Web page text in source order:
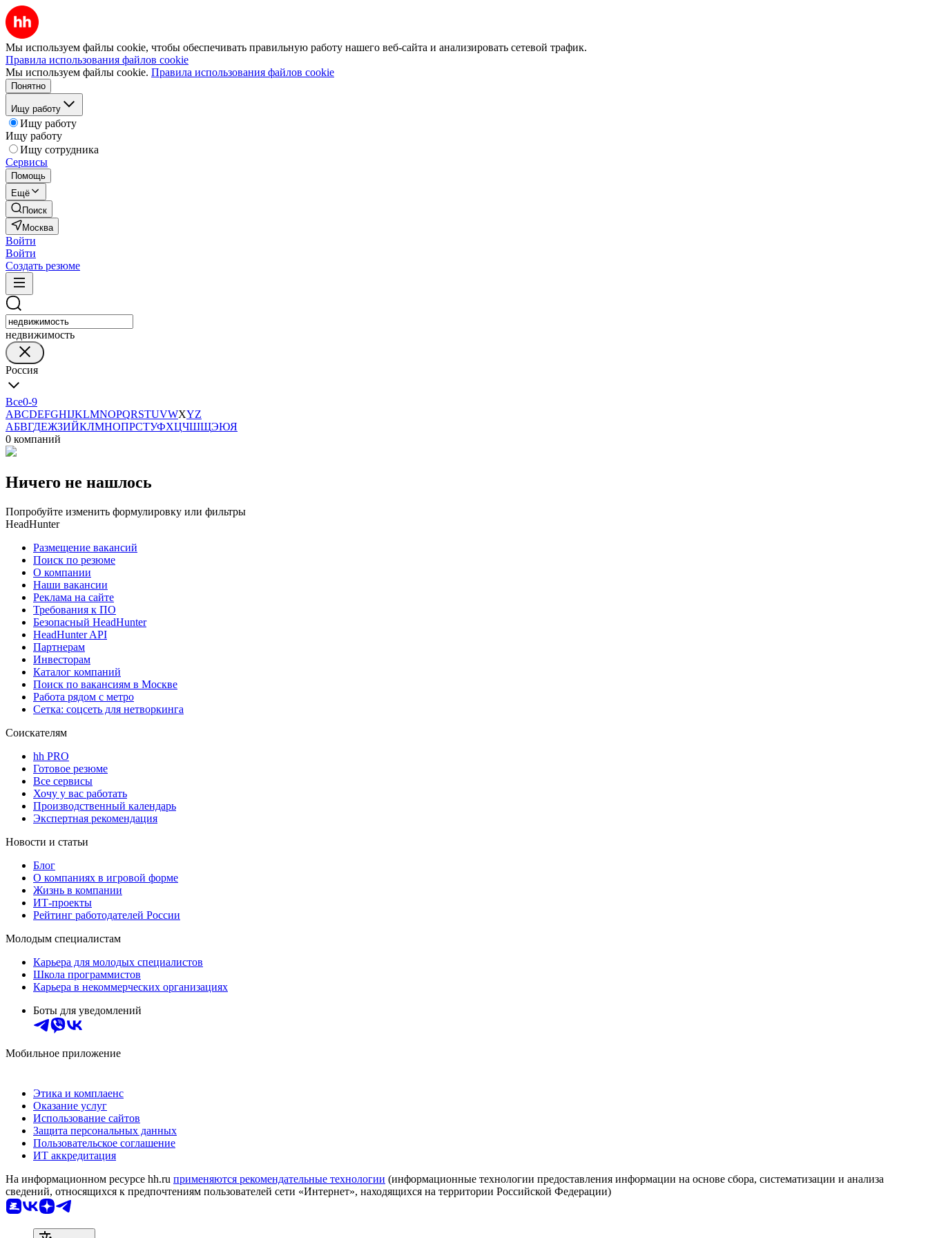
Мы используем файлы cookie, чтобы обеспечивать правильную работу нашего веб-сайта и анализировать сетевой трафик.
Правила использования файлов cookie
Мы используем файлы cookie. Правила использования файлов cookie
Понятно
Ищу работу
Ищу работу
Ищу работу
Ищу сотрудника
Сервисы
Помощь
Ещё
Поиск
Москва
Войти
Войти
Создать резюме
недвижимость
Россия
Все0-9
ABCDEFGHIJKLMNOPQRSTUVWXYZ
АБВГДЕЖЗИЙКЛМНОПРСТУФХЦЧШЩЭЮЯ
0 компаний
Ничего не нашлось
Попробуйте изменить формулировку или фильтры
HeadHunter
Размещение вакансий
Поиск по резюме
О компании
Наши вакансии
Реклама на сайте
Требования к ПО
Безопасный HeadHunter
HeadHunter API
Партнерам
Инвесторам
Каталог компаний
Поиск по вакансиям в Москве
Работа рядом с метро
Сетка: соцсеть для нетворкинга
Соискателям
hh PRO
Готовое резюме
Все сервисы
Хочу у вас работать
Производственный календарь
Экспертная рекомендация
Новости и статьи
Блог
О компаниях в игровой форме
Жизнь в компании
ИТ-проекты
Рейтинг работодателей России
Молодым специалистам
Карьера для молодых специалистов
Школа программистов
Карьера в некоммерческих организациях
Боты для уведомлений
Мобильное приложение
Этика и комплаенс
Оказание услуг
Использование сайтов
Защита персональных данных
Пользовательское соглашение
ИТ аккредитация
На информационном ресурсе hh.ru применяются рекомендательные технологии (информационные технологии предоставления информации на основе сбора, систематизации и анализа
сведений, относящихся к предпочтениям пользователей сети «Интернет», находящихся на территории Российской Федерации)